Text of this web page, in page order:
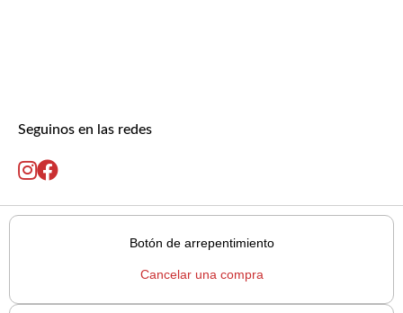
Seguinos en las redes
Botón de arrepentimiento
Cancelar una compra